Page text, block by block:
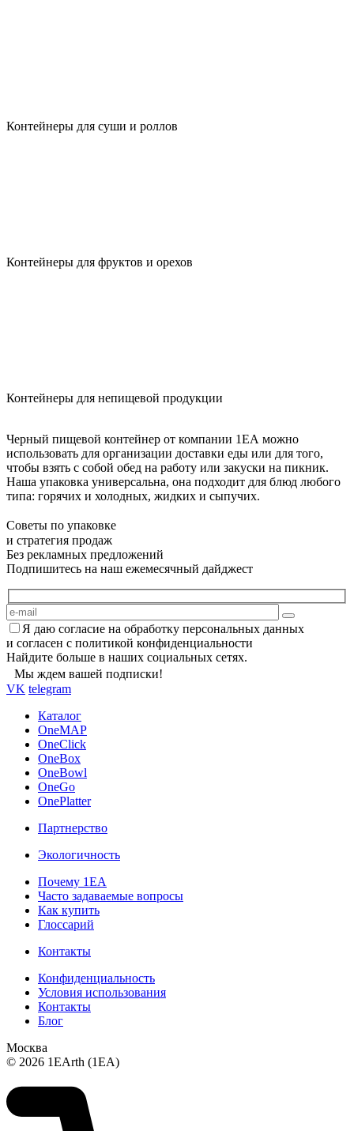
Контейнеры для суши и роллов
Контейнеры для фруктов и орехов
Контейнеры для непищевой продукции
Черный пищевой контейнер от компании 1ЕА можно
использовать для организации доставки еды или для того,
чтобы взять с собой обед на работу или закуски на пикник.
Наша упаковка универсальна, она подходит для блюд любого
типа: горячих и холодных, жидких и сыпучих.
Советы по упаковке
и стратегия продаж
Без рекламных предложений
Подпишитесь на наш ежемесячный дайджест
Я даю согласие на обработку персональных данных
и согласен с политикой конфиденциальности
Найдите больше в наших социальных сетях.
Мы ждем вашей подписки!
VK telegram
Каталог
OneMAP
OneClick
OneBox
OneBowl
OneGo
OnePlatter
Партнерство
Экологичность
Почему 1ЕА
Часто задаваемые вопросы
Как купить
Глоссарий
Контакты
Конфиденциальность
Условия использования
Контакты
Блог
Москва
© 2026 1EArth (1EA)